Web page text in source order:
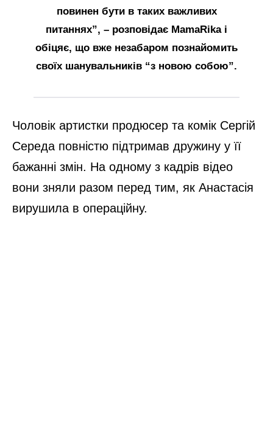
повинен бути в таких важливих
питаннях”, – розповідає MamaRika і
обіцяє, що вже незабаром познайомить
своїх шанувальників “з новою собою”.
Чоловік артистки продюсер та комік Сергій
Середа повністю підтримав дружину у її
бажанні змін. На одному з кадрів відео
вони зняли разом перед тим, як Анастасія
вирушила в операційну.